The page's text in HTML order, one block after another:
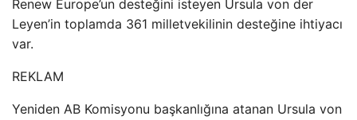
Renew Europe’un desteğini isteyen Ursula von der
Leyen’in toplamda 361 milletvekilinin desteğine ihtiyacı
var.
REKLAM
Yeniden AB Komisyonu başkanlığına atanan Ursula von